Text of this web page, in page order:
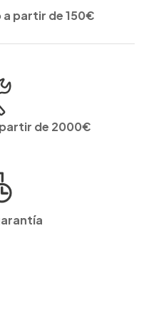
partir de 150€
de 2000€